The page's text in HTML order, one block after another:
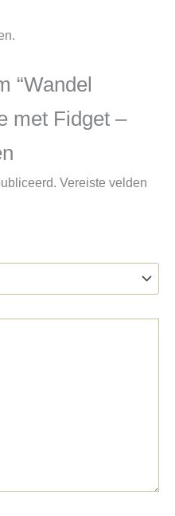
“Wandel
met Fidget –
Vereiste velden